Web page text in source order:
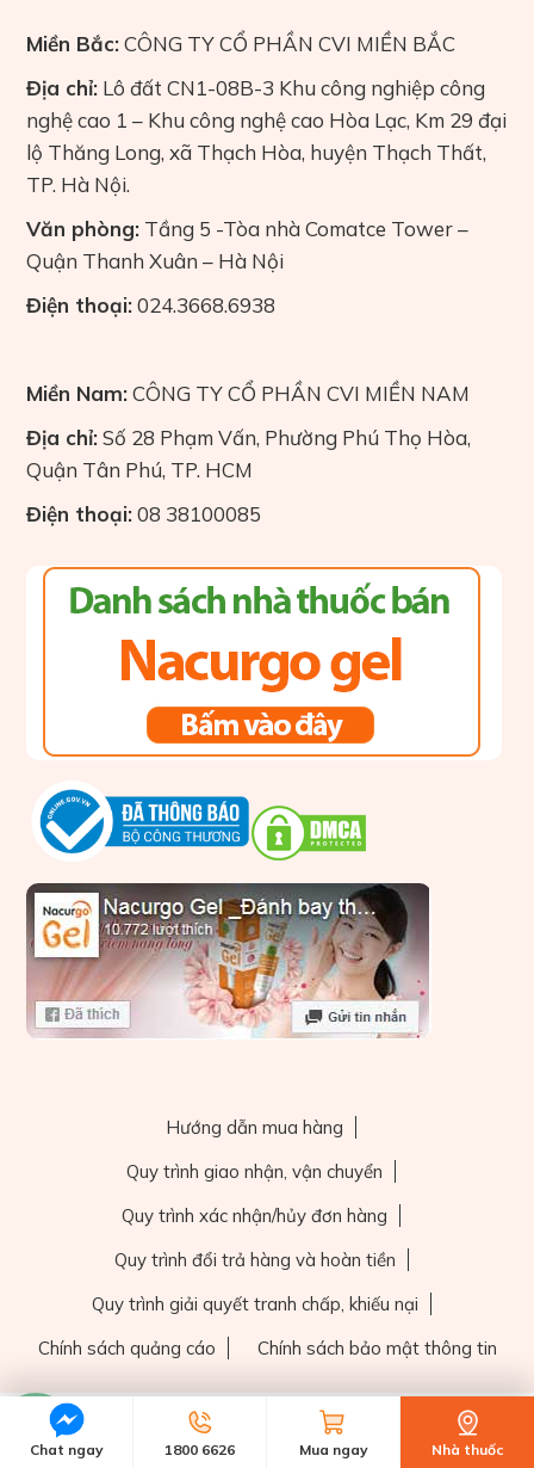
Miền Bắc:CÔNG TY CỔ PHẦN CVI MIỀN BẮC
Địa chỉ: Lô đất CN1-08B-3 Khu công nghiệp công
nghệ cao 1 – Khu công nghệ cao Hòa Lạc, Km 29 đại
lộ Thăng Long, xã Thạch Hòa, huyện Thạch Thất,
TP. Hà Nội.
Văn phòng: Tầng 5 -Tòa nhà Comatce Tower –
Quận Thanh Xuân – Hà Nội
Điện thoại: 024.3668.6938
Miền Nam:CÔNG TY CỔ PHẦN CVI MIỀN NAM
Địa chỉ:Số 28 Phạm Vấn, Phường Phú Thọ Hòa,
Quận Tân Phú, TP. HCM
Điện thoại: 08 38100085
Hướng dẫn mua hàng
Quy trình giao nhận, vận chuyển
Quy trình xác nhận/hủy đơn hàng
Quy trình đổi trả hàng và hoàn tiền
Quy trình giải quyết tranh chấp, khiếu nại
Chính sách quảng cáo
Chính sách bảo mật thông tin
Chat ngay 1800 6626 Mua ngay Nhà thuốc